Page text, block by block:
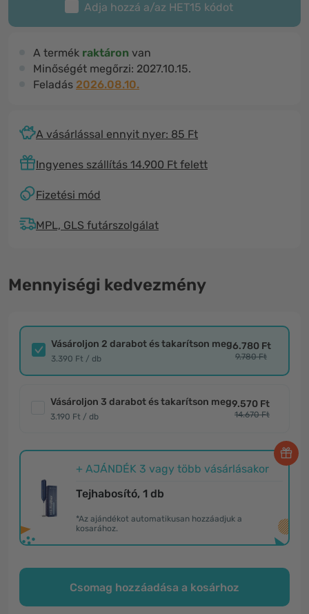
Adja hozzá a/az HET15 kódot
A termék raktáron van
Minőségét megőrzi: 2027.10.15.
Feladás 2026.08.10.
A vásárlással ennyit nyer: 85 Ft
Ingyenes szállítás 14.900 Ft felett
Fizetési mód
MPL, GLS futárszolgálat
Mennyiségi kedvezmény
Vásároljon 2 darabot és takarítson meg
3.390 Ft / db
6.780 Ft
9.780 Ft
Vásároljon 3 darabot és takarítson meg
3.190 Ft / db
9.570 Ft
14.670 Ft
+ AJÁNDÉK 3 vagy több vásárlásakor
Tejhabosító, 1 db
*Az ajándékot automatikusan hozzáadjuk a
kosarához.
Csomag hozzáadása a kosárhoz